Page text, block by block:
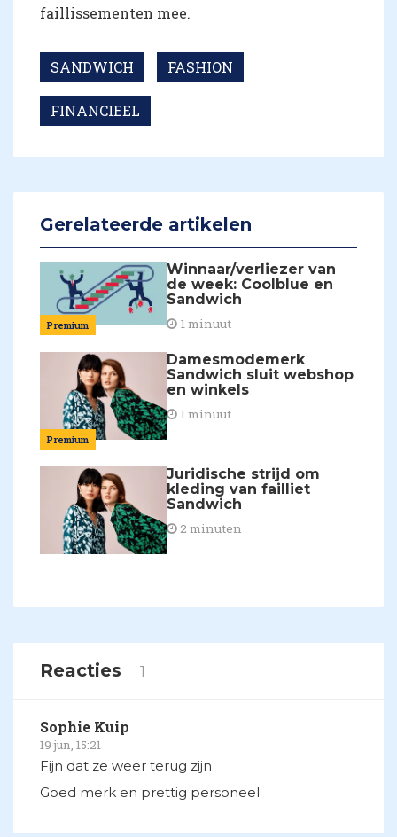
faillissementen mee.
SANDWICH FASHION
FINANCIEEL
Gerelateerde artikelen
Premium
Winnaar/verliezer van
de week: Coolblue en
Sandwich
1 minuut
Premium
Damesmodemerk
Sandwich sluit webshop
en winkels
1 minuut
Juridische strijd om
kleding van failliet
Sandwich
2 minuten
Reacties 1
Sophie Kuip
19 jun, 15:21
Fijn dat ze weer terug zijn
Goed merk en prettig personeel